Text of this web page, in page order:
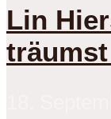
Lin